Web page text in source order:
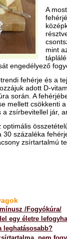
A
mint
engedélyező
fehérje és a
adott D-
során. A
mellett csökkenti
a zsírbevitellel jár,
optimális
30 százaléka
zsírtartalmú
/Fogyókúra/
egy életre
leghatásosabb?